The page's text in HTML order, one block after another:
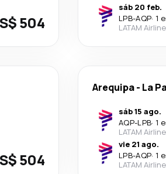
504
sáb 20 feb.
LPB-AQP· 1
LATAM
504
Arequipa- La
sáb 15 ago.
AQP-LPB· 1
LATAM
vie 21 ago.
LPB-AQP· 1
LATAM